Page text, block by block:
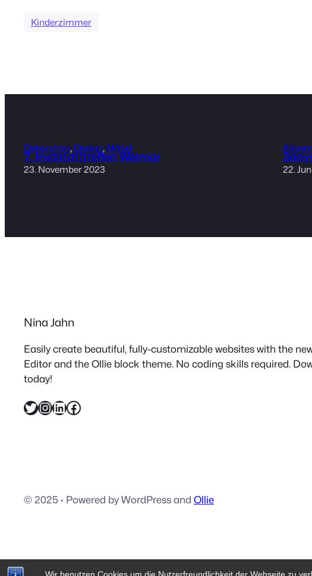
Kinderzimmer
Dekoration, Design, Möbel
7. Insta(dt)treffen Weimar
23. November 2023 22.
Nina Jahn
Easily create beautiful, fully-customizable websites with the
Editor and the Ollie block theme. No coding skills required.
today!
Twitter InstagramLinkedIn Facebook
© 2025 · Powered by WordPress and Ollie